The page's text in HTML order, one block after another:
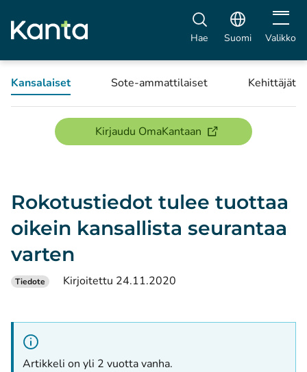
Hae Suomi Avaa
Valikko
Kansalaiset Sote-ammattilaiset Kehittäjät
Kirjaudu OmaKantaan(avautuu uuteen
Rokotustiedot tulee tuottaa
oikein kansallista seurantaa
varten
Tiedote Kirjoitettu 24.11.2020
Artikkeli on yli 2 vuotta vanha.